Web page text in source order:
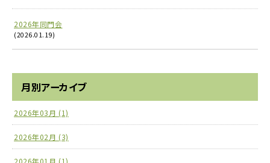
2026年同門会
(2026.01.19)
月別アーカイブ
2026年03月 (1)
2026年02月 (3)
2026年01月 (1)